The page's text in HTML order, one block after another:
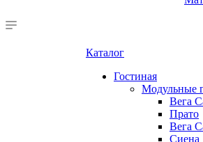
Каталог
Гостиная
Модульные
Вега
Прато
Вега
Сиена